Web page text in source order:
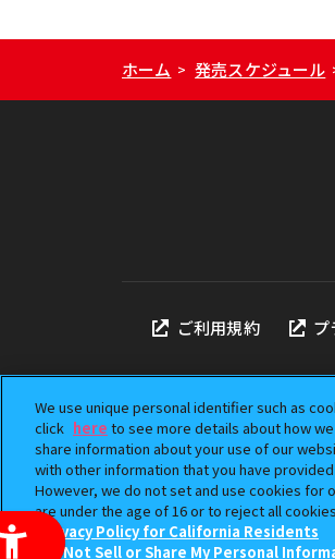
ホーム > 発売スケジュール
ご利用規約 プ
We use unique personal identifier such as
click here to see more details about how
share information about your use of our
with other information that you have
However, we do not set and use cookies for
are under the age of 16 or to reject all
Privacy Policy for California Residents
Do Not Sell or Share My Personal